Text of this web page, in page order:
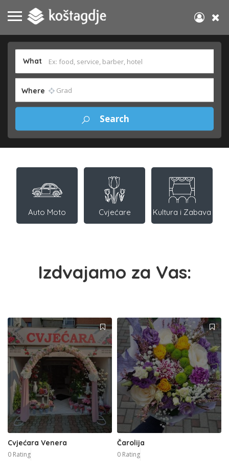
What
Where
Auto Moto Cvjećare Kultura i Zabava
Izdvajamo za Vas:
Cvjećara Venera
0 Rating
Čarolija
0 Rating